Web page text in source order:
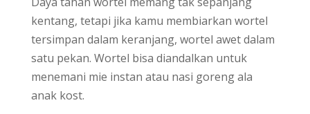
kentang, tetapi jika kamu membiarkan wortel
tersimpan dalam keranjang, wortel awet dalam
satu pekan. Wortel bisa diandalkan untuk
menemani mie instan atau nasi goreng ala
anak kost.